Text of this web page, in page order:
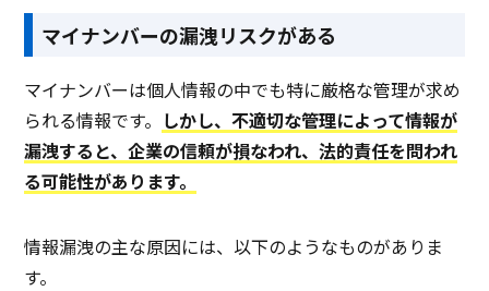
マイナンバーの漏洩リスクがある
マイナンバーは個人情報の中でも特に厳格な管理が求め
られる情報です。 しかし、不適切な管理によって情報が
漏洩すると、企業の信頼が損なわれ、法的責任を問われ
る可能性があります。
情報漏洩の主な原因には、以下のようなものがありま
す。